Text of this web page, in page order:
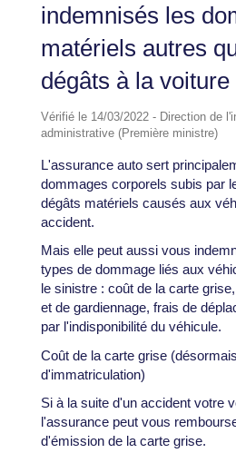
indemnisés les
matériels autres
dégâts à la voiture
Vérifié le 14/03/2022 - Direction de
administrative (Première ministre)
L'assurance auto sert
dommages corporels subis par
dégâts matériels causés aux
accident.
Mais elle peut aussi vous
types de dommage liés aux
le sinistre : coût de la carte
et de gardiennage, frais de
par l'indisponibilité du véhicule.
Coût de la carte grise
d'immatriculation)
Si à la suite d'un accident votre
l'assurance peut vous
d'émission de la carte grise.